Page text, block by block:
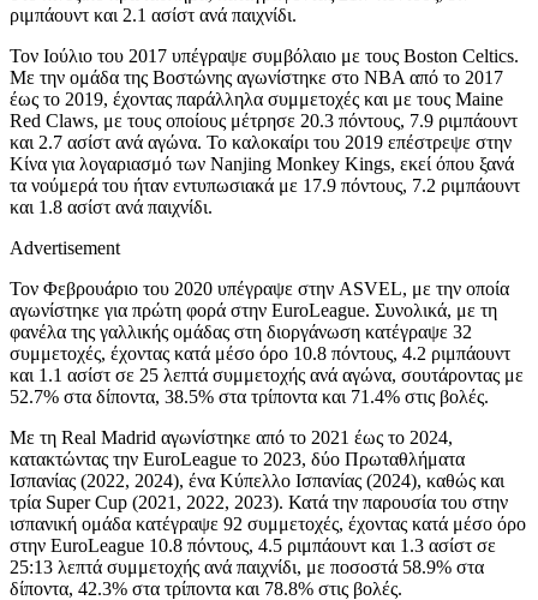
ριμπάουντ και 2.1 ασίστ ανά παιχνίδι.
Τον Ιούλιο του 2017 υπέγραψε συμβόλαιο με τους Boston Celtics.
Με την ομάδα της Βοστώνης αγωνίστηκε στο NBA από το 2017
έως το 2019, έχοντας παράλληλα συμμετοχές και με τους Maine
Red Claws, με τους οποίους μέτρησε 20.3 πόντους, 7.9 ριμπάουντ
και 2.7 ασίστ ανά αγώνα. Το καλοκαίρι του 2019 επέστρεψε στην
Κίνα για λογαριασμό των Nanjing Monkey Kings, εκεί όπου ξανά
τα νούμερά του ήταν εντυπωσιακά με 17.9 πόντους, 7.2 ριμπάουντ
και 1.8 ασίστ ανά παιχνίδι.
Advertisement
Τον Φεβρουάριο του 2020 υπέγραψε στην ASVEL, με την οποία
αγωνίστηκε για πρώτη φορά στην EuroLeague. Συνολικά, με τη
φανέλα της γαλλικής ομάδας στη διοργάνωση κατέγραψε 32
συμμετοχές, έχοντας κατά μέσο όρο 10.8 πόντους, 4.2 ριμπάουντ
και 1.1 ασίστ σε 25 λεπτά συμμετοχής ανά αγώνα, σουτάροντας με
52.7% στα δίποντα, 38.5% στα τρίποντα και 71.4% στις βολές.
Με τη Real Madrid αγωνίστηκε από το 2021 έως το 2024,
κατακτώντας την EuroLeague το 2023, δύο Πρωταθλήματα
Ισπανίας (2022, 2024), ένα Κύπελλο Ισπανίας (2024), καθώς και
τρία Super Cup (2021, 2022, 2023). Κατά την παρουσία του στην
ισπανική ομάδα κατέγραψε 92 συμμετοχές, έχοντας κατά μέσο όρο
στην EuroLeague 10.8 πόντους, 4.5 ριμπάουντ και 1.3 ασίστ σε
25:13 λεπτά συμμετοχής ανά παιχνίδι, με ποσοστά 58.9% στα
δίποντα, 42.3% στα τρίποντα και 78.8% στις βολές.